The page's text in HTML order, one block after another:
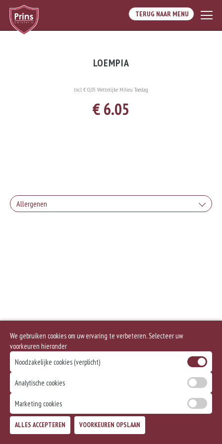
TERUG NAAR MENU
LOEMPIA
Incl. € 0,05 Wettelijke Milieu Toeslag
€ 6.05
Allergenen
We gebruiken cookies om uw ervaring te verbeteren. Selecteer uw
voorkeuren hieronder
Noodzakelijke cookies (verplicht)
Analytische cookies
Marketing cookies
ALLES ACCEPTEREN VOORKEUREN OPSLAAN